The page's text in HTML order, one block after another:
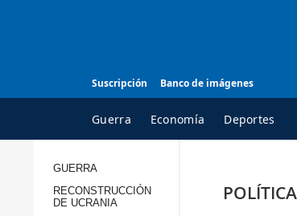
Suscripción Banco de imágenes
Guerra Economía Deportes
TODAS LAS
GUERRA
RECONSTRUCCIÓN
DE UCRANIA
POLÍTICA